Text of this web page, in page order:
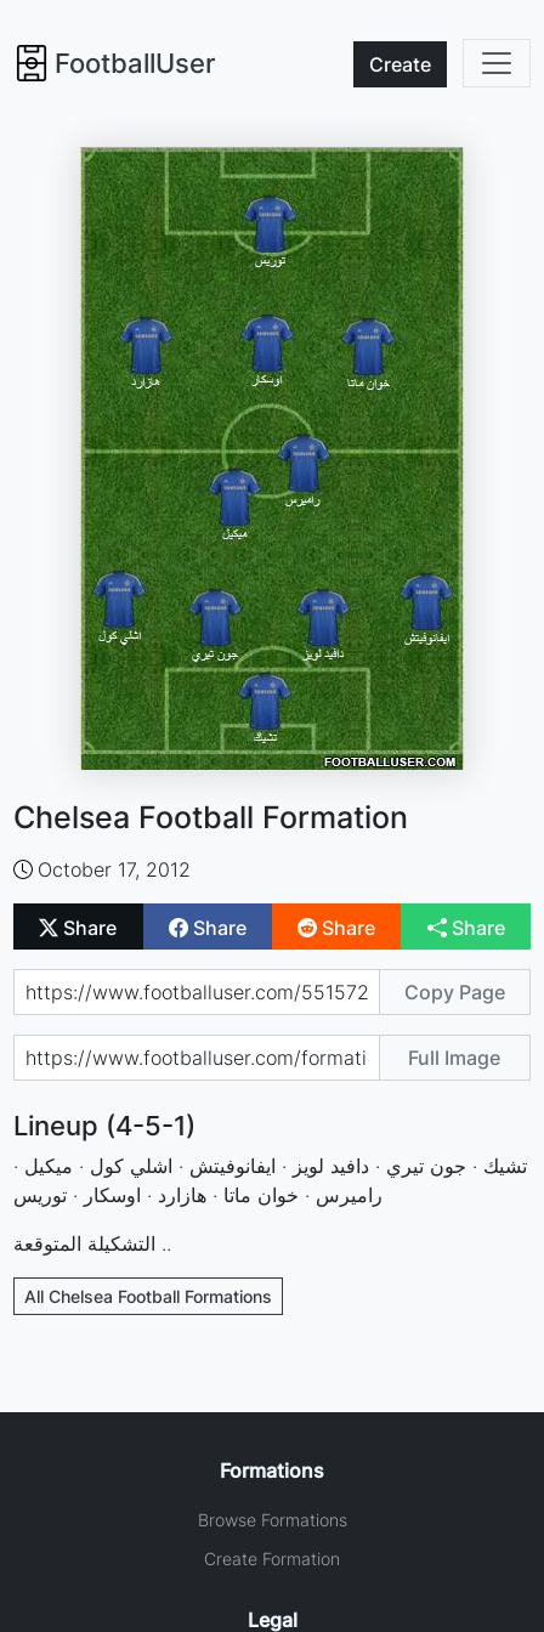
FootballUser Create
Chelsea Football Formation
October 17, 2012
Share Share Share Share
Copy Page
Full Image
Lineup (4-5-1)
تشيك · جون تيري · دافيد لويز · ايفانوفيتش · اشلي كول · ميكيل ·
راميرس · خوان ماتا · هازارد · اوسكار · توريس
التشكيلة المتوقعة ..
All Chelsea Football Formations
Formations
Browse Formations
Create Formation
Legal